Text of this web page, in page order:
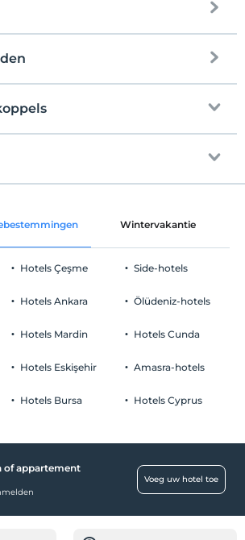
Vrij wifi
kamers
Vrij Openbare parkeerplaats
faciliteit:
worden niet in rekening gebracht
maximaal 2 kinderen jonger dan 12 jaar
op de kamer
de landingsbaan Wintervakantie
Hotels Çeşme
Hotels Ankara
Hotels Mardin
Hotels Eskişehir
Hotels Bursa
Side-hotels
Ölüdeniz-hotels
Hotels Cunda
Amasra-hotels
Hotels Cyprus
of appartement
Voeg uw hotel toe